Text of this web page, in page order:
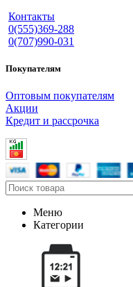
Контакты
0(555)369-288
0(707)990-031
Покупателям
Оптовым покупателям
Акции
Кредит и рассрочка
Меню
Категории